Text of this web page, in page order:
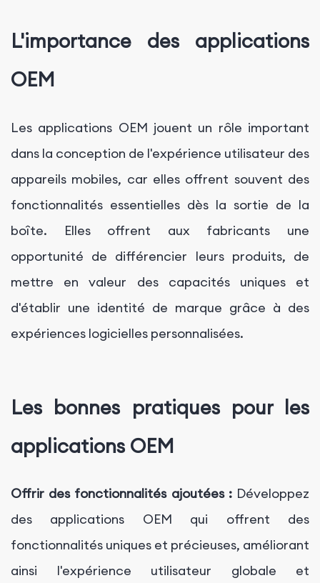
L'importance des applications
OEM
Les applications OEM jouent un rôle important
dans la conception de l'expérience utilisateur des
appareils mobiles, car elles offrent souvent des
fonctionnalités essentielles dès la sortie de la
boîte. Elles offrent aux fabricants une
opportunité de différencier leurs produits, de
mettre en valeur des capacités uniques et
d'établir une identité de marque grâce à des
expériences logicielles personnalisées.
Les bonnes pratiques pour les
applications OEM
Offrir des fonctionnalités ajoutées : Développez
des applications OEM qui offrent des
fonctionnalités uniques et précieuses, améliorant
ainsi l'expérience utilisateur globale et